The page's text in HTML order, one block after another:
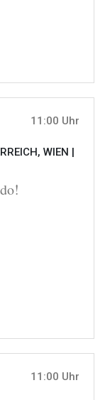
11:00 Uhr
WIEN |
11:00 Uhr